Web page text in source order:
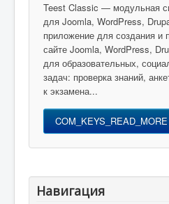
Teest Classic — модульная
для Joomla, WordPress,
приложение для создания и
сайте Joomla, WordPress,
для образовательных,
задач: проверка знаний,
к экзамена...
Навигация